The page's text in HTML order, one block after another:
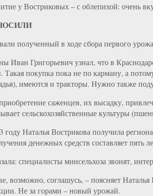
у Востриковых – с облепихой: очень
полученный в ходе сбора первого
Иван Григорьевич узнал, что в
Такая покупка пока не по карману, а
имеются и тракторы. Нужно также
саженцев, их высадку,
сельскохозяйственные культуры
году Наталья Вострикова получила
денежных средств составляет пять
специалисты минсельхоза звонят,
возможно, соглашусь, – поясняет
Не за горами – новый урожай.